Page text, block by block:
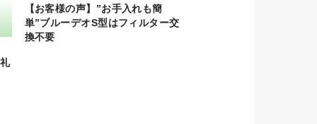
【お客様の声】”お手入れも簡
単”ブルーデオS型はフィルター交
換不要